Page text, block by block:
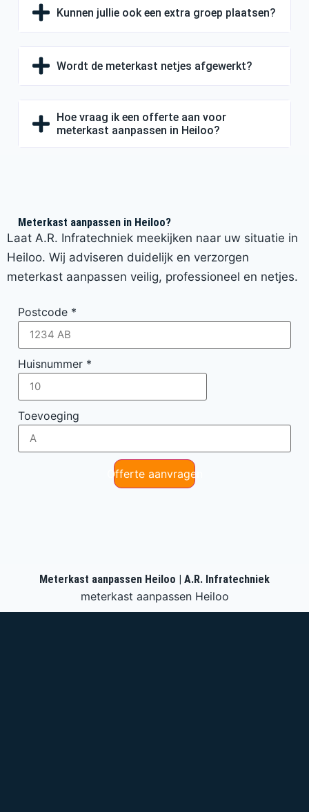
Kunnen jullie ook een extra groep plaatsen?
Wordt de meterkast netjes afgewerkt?
Hoe vraag ik een offerte aan voor
meterkast aanpassen in Heiloo?
Meterkast aanpassen in Heiloo?
Laat A.R. Infratechniek meekijken naar uw situatie in
Heiloo. Wij adviseren duidelijk en verzorgen
meterkast aanpassen veilig, professioneel en netjes.
Postcode *
Huisnummer *
Toevoeging
Offerte aanvragen
Meterkast aanpassen Heiloo | A.R. Infratechniek
meterkast aanpassen Heiloo